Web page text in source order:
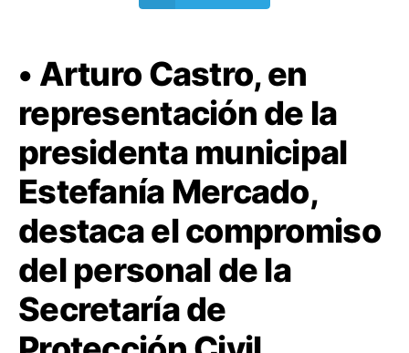
• Arturo Castro, en
representación de la
presidenta municipal
Estefanía Mercado,
destaca el compromiso
del personal de la
Secretaría de